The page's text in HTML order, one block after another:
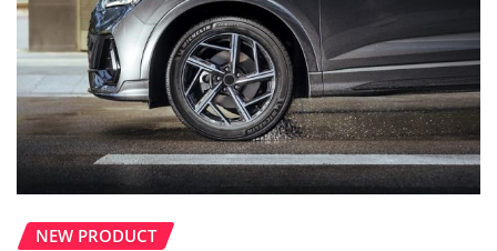
NEW PRODUCT